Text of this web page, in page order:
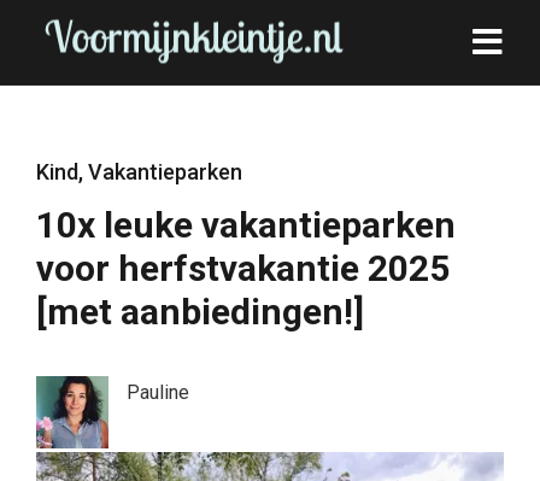
Kind,Vakantieparken
10x leuke vakantieparken
voor herfstvakantie 2025
[met aanbiedingen!]
Pauline